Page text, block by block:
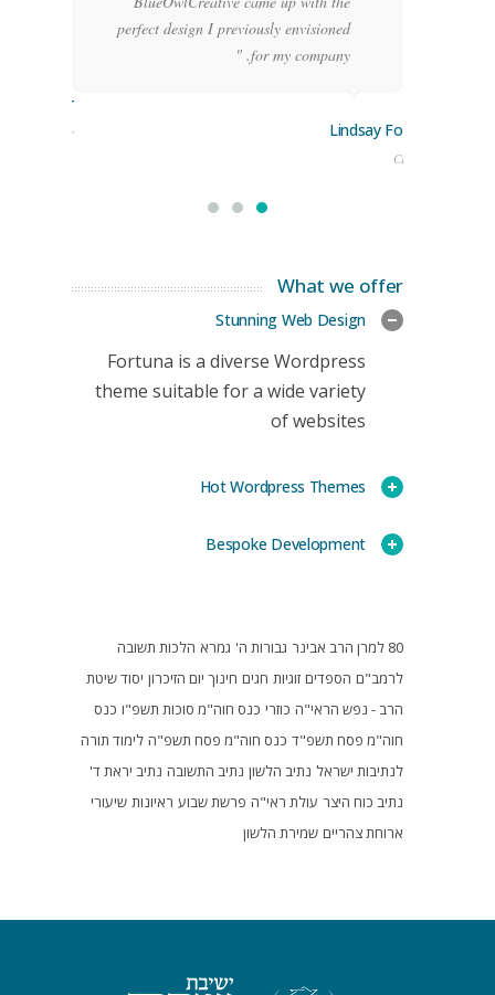
perfect design I previously envisioned
for my company. "
Lindsay Ford
CEO
Stoner
Manager
What we offer
Stunning Web Design
Fortuna is a diverse Wordpress
theme suitable for a wide variety
of websites
Hot Wordpress Themes
Bespoke Development
80 למרן הרב אבינר גבורות ה' גמרא הלכות תשובה
לרמב"ם הספדים זוגיות חגים חינוך יום הזיכרון יסוד שיטת
הרב - נפש הראי"ה כוזרי כנס חוה"מ סוכות תשפ"ו כנס
חוה"מ פסח תשפ"ד כנס חוה"מ פסח תשפ"ה לימוד תורה
לנתיבות ישראל נתיב הלשון נתיב התשובה נתיב יראת ד'
נתיב כוח היצר עולת ראי"ה פרשת שבוע ראיונות שיעורי
ארוחת צהריים שמירת הלשון